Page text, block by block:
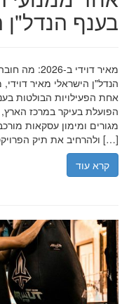
בענף הנדל"ן
מאיר
הנדל"ן הישראלי מאיר דוידי,
אחת הפעילויות הבולטות
הפועלת בעיקר במרכז הארץ,
ולהרחיב את תיק הפרויקטים שלה, תוך הדגשת ערכי […]
קרא עוד